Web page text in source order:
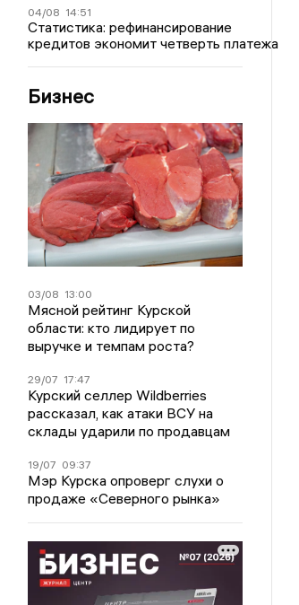
04/08 14:51
Статистика: рефинансирование
кредитов экономит четверть платежа
Бизнес
03/08 13:00
Мясной рейтинг Курской
области: кто лидирует по
выручке и темпам роста?
29/07 17:47
Курский селлер Wildberries
рассказал, как атаки ВСУ на
склады ударили по продавцам
19/07 09:37
Мэр Курска опроверг слухи о
продаже «Северного рынка»